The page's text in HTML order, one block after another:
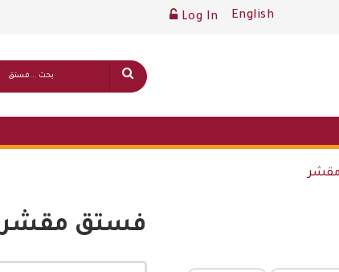
Log In English
قائمة أسعار عامة
فستق مقشر